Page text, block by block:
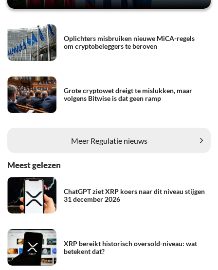
Oplichters misbruiken nieuwe MiCA-regels
om cryptobeleggers te beroven
Grote cryptowet dreigt te mislukken, maar
volgens Bitwise is dat geen ramp
Meer Regulatie nieuws
Meest gelezen
ChatGPT ziet XRP koers naar dit niveau stijgen
31 december 2026
XRP bereikt historisch oversold-niveau: wat
betekent dat?